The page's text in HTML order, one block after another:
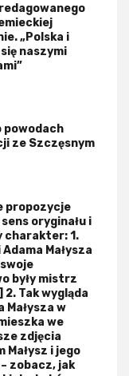
„Polska i
naszymi
powodach
ze Szczęsnym
propozycje
oryginału i
charakter: 1.
Małysza
były mistrz
Tak wygląda
Małysza w
we
zdjęcia
Małysz i jego
zobacz, jak